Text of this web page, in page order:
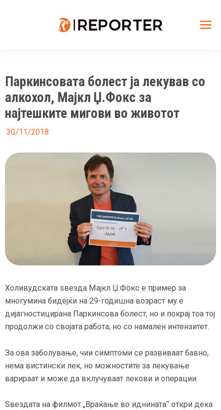
Паркинсовата болест ја лекував со
алкохол, Мајкл Џ.Фокс за
најтешките мигови во животот
30/11/2018
Холивудската ѕвезда Мајкл Џ.Фокс е пример за
многумина бидејќи на 29-годишна возраст му е
дијагностицирана Паркинсова болест, но и покрај тоа тој
продолжи со својата работа, но со намален интензитет.
За ова заболување, чии симптоми се развиваат бавно,
нема вистински лек, но можностите за лекување
варираат и може да вклучуваат лекови и операции.
Ѕвездата на филмот „Враќање во иднината“ откри дека